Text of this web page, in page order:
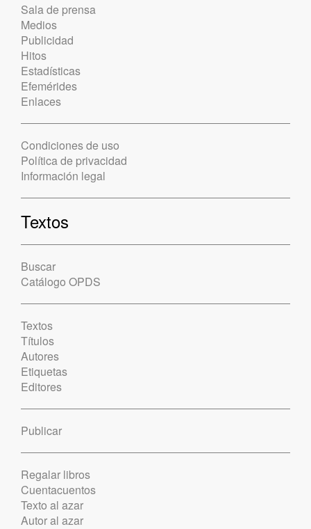
Sala de prensa
Medios
Publicidad
Hitos
Estadísticas
Efemérides
Enlaces
Condiciones de uso
Política de privacidad
Información legal
Textos
Buscar
Catálogo OPDS
Textos
Títulos
Autores
Etiquetas
Editores
Publicar
Regalar libros
Cuentacuentos
Texto al azar
Autor al azar